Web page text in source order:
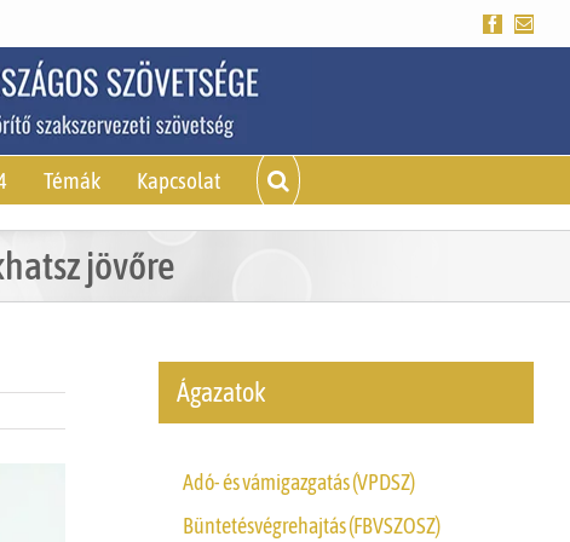
Facebook
Témák Kapcsolat
jövőre
Ágazatok
Adó- és vámigazgatás (VPDSZ)
Büntetésvégrehajtás (FBVSZOSZ)